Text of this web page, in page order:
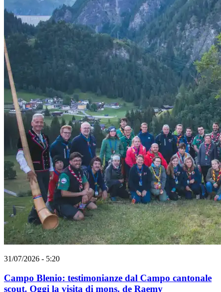
31/07/2026 - 5:20
Campo Blenio: testimonianze dal Campo cantonale
scout. Oggi la visita di mons. de Raemy